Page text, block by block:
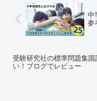
中
参
受験研究社の標準問題集国
い！ブログでレビュー